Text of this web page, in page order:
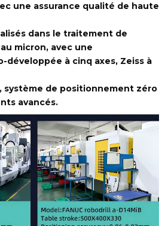
une assurance qualité de haute
dans le traitement de
micron, avec une
à cinq axes, Zeiss à
système de positionnement zéro
avancés.